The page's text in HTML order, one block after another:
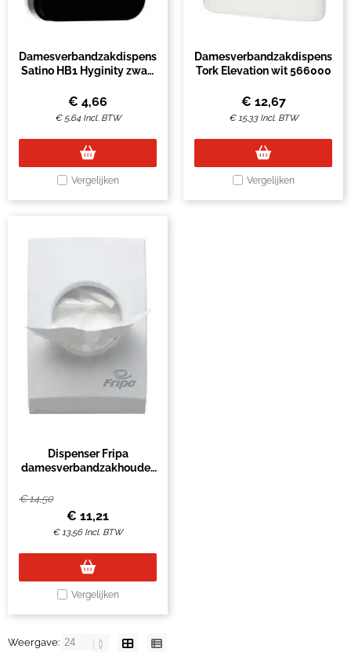
Damesverbandzakdispenser
Satino HB1 Hyginity zwart
€ 4,66
€ 5,64 Incl. BTW
Vergelijken
Damesverbandzakdispenser
Tork Elevation wit 566000
€ 12,67
€15,33 Incl. BTW
Vergelijken
Dispenser Fripa
damesverbandzakhouder
€14,50
€ 11,21
€13,56 Incl. BTW
Vergelijken
Weergave: